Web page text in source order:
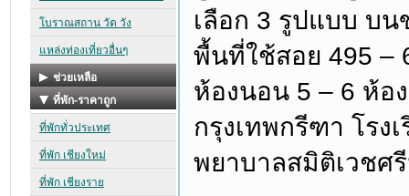
เลือก 3 รูปแบบ บ
พื้นที่ใช้สอย 495 –
ห้องนอน 5 – 6 ห้อ
กรุงเทพกรีฑา โรง
พยาบาลสมิติเวชศ